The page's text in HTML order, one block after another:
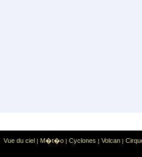
Sport Sports extr�mes
Vue du ciel | M�t�o | Cyclones | Volcan |